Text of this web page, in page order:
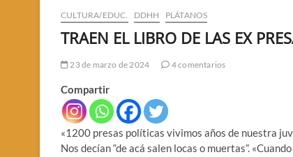
CULTURA/EDUC. DDHH PLÁTANOS
TRAEN EL LIBRO DE LAS EX
23 de marzo de 2024 4 comentarios
Compartir
«1200 presas políticas vivimos años de nuestra
Nos decían “de acá salen locas o muertas”.